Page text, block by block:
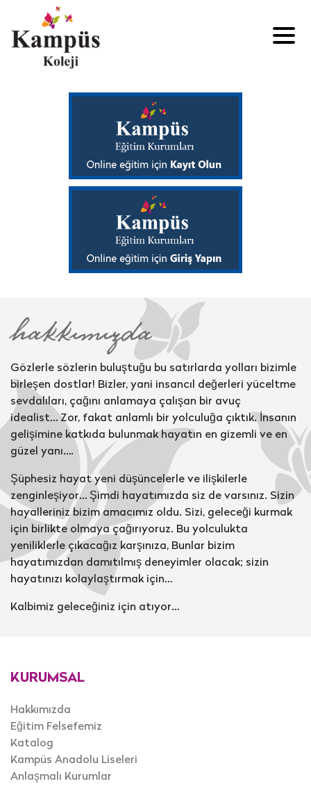
hakkımızda
Gözlerle sözlerin buluştuğu bu satırlarda yolları bizimle
birleşen dostlar! Bizler, yani insancıl değerleri yüceltme
sevdalıları, çağını anlamaya çalışan bir avuç
idealist… Zor, fakat anlamlı bir yolculuğa çıktık. İnsanın
gelişimine katkıda bulunmak hayatın en gizemli ve en
güzel yanı….
Şüphesiz hayat yeni düşüncelerle ve ilişkilerle
zenginleşiyor… Şimdi hayatımızda siz de varsınız. Sizin
hayalleriniz bizim amacımız oldu. Sizi, geleceği kurmak
için birlikte olmaya çağırıyoruz. Bu yolculukta
yeniliklerle çıkacağız karşınıza, Bunlar bizim
hayatımızdan damıtılmış deneyimler olacak; sizin
hayatınızı kolaylaştırmak için…
Kalbimiz geleceğiniz için atıyor…
KURUMSAL
Hakkımızda
Eğitim Felsefemiz
Katalog
Kampüs Anadolu Liseleri
Anlaşmalı Kurumlar